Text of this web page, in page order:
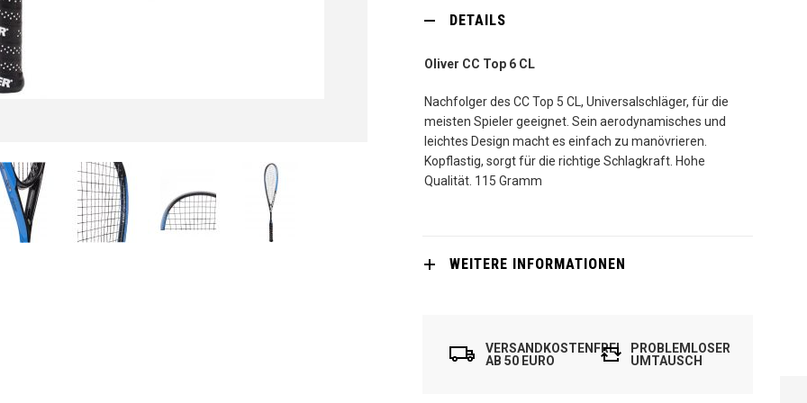
DETAILS
Oliver CC Top 6 CL
Nachfolger des CC Top 5 CL, Universalschläger, für die
meisten Spieler geeignet. Sein aerodynamisches und
leichtes Design macht es einfach zu manövrieren.
Kopflastig, sorgt für die richtige Schlagkraft. Hohe
Qualität. 115 Gramm
WEITERE INFORMATIONEN
VERSANDKOSTENFREI
AB 50 EURO
PROBLEMLOSER
UMTAUSCH